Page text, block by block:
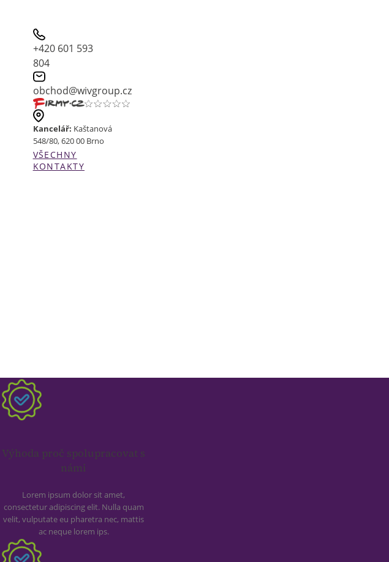
+420 601 593
804
obchod@wivgroup.cz
Kancelář: Kaštanová
548/80, 620 00 Brno
VŠECHNY
KONTAKTY
Výhoda proč spolupracovat s
námi
Lorem ipsum dolor sit amet,
consectetur adipiscing elit. Nulla quam
velit, vulputate eu pharetra nec, mattis
ac neque lorem ips.